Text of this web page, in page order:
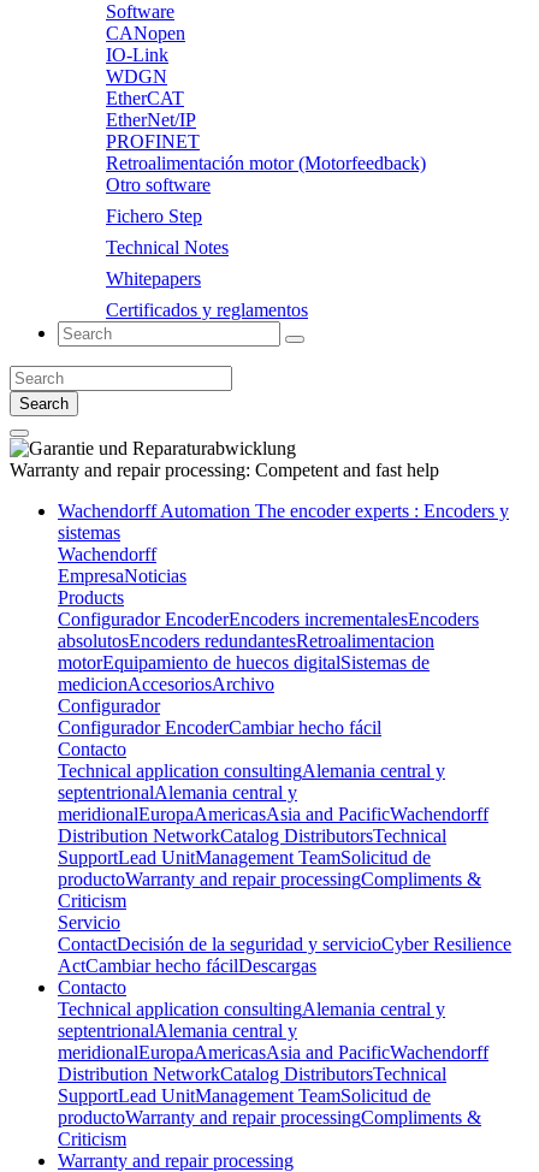
Software
CANopen
IO-Link
WDGN
EtherCAT
EtherNet/IP
PROFINET
Retroalimentación motor (Motorfeedback)
Otro software
Fichero Step
Technical Notes
Whitepapers
Certificados y reglamentos
Search
Warranty and repair processing: Competent and fast help
Wachendorff Automation The encoder experts : Encoders y
sistemas
Wachendorff
EmpresaNoticias
Products
Configurador EncoderEncoders incrementalesEncoders
absolutosEncoders redundantesRetroalimentacion
motorEquipamiento de huecos digitalSistemas de
medicionAccesoriosArchivo
Configurador
Configurador EncoderCambiar hecho fácil
Contacto
Technical application consultingAlemania central y
septentrionalAlemania central y
meridionalEuropaAmericasAsia and PacificWachendorff
Distribution NetworkCatalog DistributorsTechnical
SupportLead UnitManagement TeamSolicitud de
productoWarranty and repair processingCompliments &
Criticism
Servicio
ContactDecisión de la seguridad y servicioCyber Resilience
ActCambiar hecho fácilDescargas
Contacto
Technical application consultingAlemania central y
septentrionalAlemania central y
meridionalEuropaAmericasAsia and PacificWachendorff
Distribution NetworkCatalog DistributorsTechnical
SupportLead UnitManagement TeamSolicitud de
productoWarranty and repair processingCompliments &
Criticism
Warranty and repair processing